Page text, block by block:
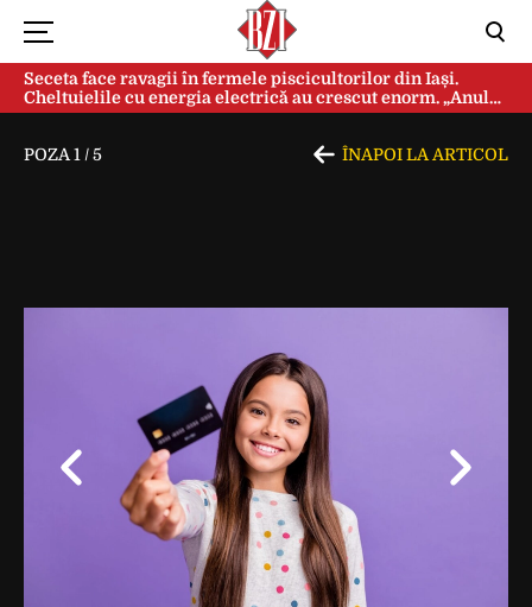
Seceta face ravagii în fermele piscicultorilor din Iași.
Cheltuielile cu energia electrică au crescut enorm. „Anul
acesta e mai grav din cauza temperaturilor foarte mari”
POZA 1 /5 ÎNAPOI LA ARTICOL